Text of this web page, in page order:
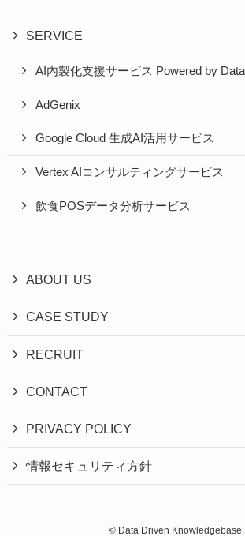
SERVICE
AI内製化支援サービス Powered by
AdGenix
Google Cloud 生成AI活用サービス
Vertex AIコンサルティングサービス
飲食POSデータ分析サービス
ABOUT US
CASE STUDY
RECRUIT
CONTACT
PRIVACY POLICY
情報セキュリティ方針
© Data Driven Knowledgebase.